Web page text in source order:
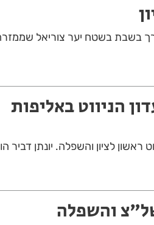
בשבת בשטח יער צוריאל
הניווט באליפות
לציון והשפלה. יונתן דביר
והשפלה